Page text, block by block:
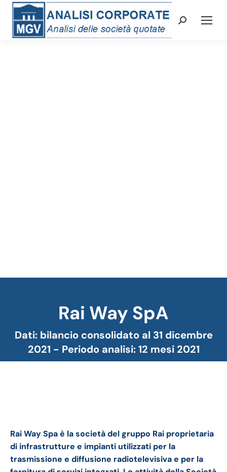
Cerca:
Rai Way SpA
Dati: bilancio consolidato al 31 dicembre
2021 - Periodo analisi: 12 mesi 2021
Tu sei qui:
Rai Way Spa è la società del gruppo Rai proprietaria
di infrastrutture e impianti utilizzati per la
trasmissione e diffusione radiotelevisiva e per la